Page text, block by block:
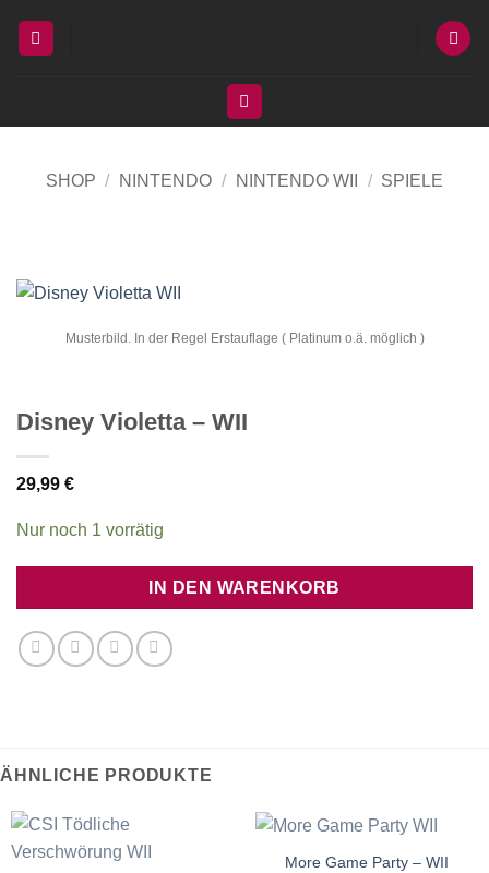
Inhalt
SHOP / NINTENDO / NINTENDO WII / SPIELE
Musterbild. In der Regel Erstauflage ( Platinum o.ä. möglich )
Disney Violetta – WII
29,99 €
Nur noch 1 vorrätig
IN DEN WARENKORB
ÄHNLICHE PRODUKTE
More Game Party – WII